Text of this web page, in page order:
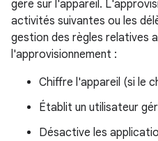
géré sur l'appareil.
activités suivantes ou les
gestion des règles relatives
l'approvisionnement :
Chiffre l'appareil (si le
Établit un utilisateur
Désactive les